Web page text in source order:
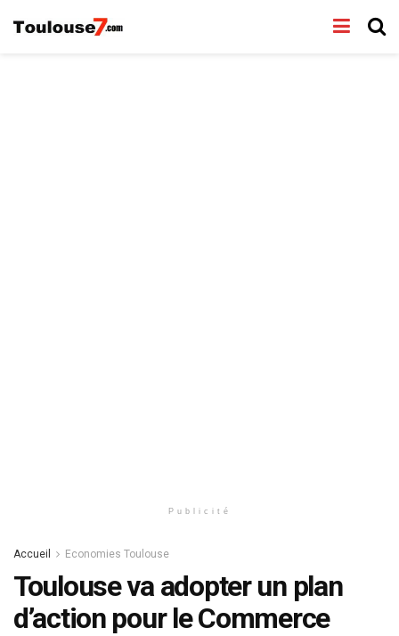
Publicité
Accueil Economies Toulouse
Toulouse va adopter un plan
d’action pour le Commerce